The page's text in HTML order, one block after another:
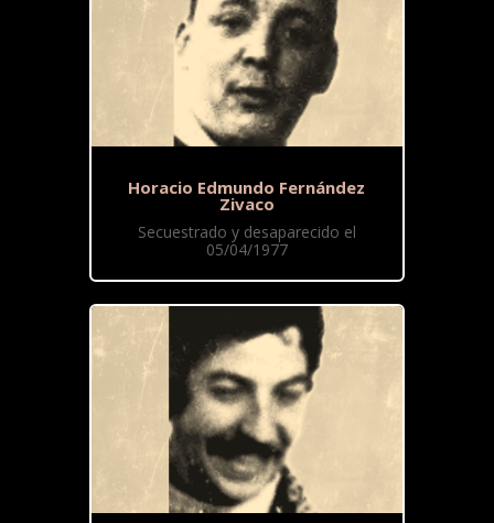
Horacio Edmundo Fernández
Zivaco
Secuestrado y desaparecido el
05/04/1977